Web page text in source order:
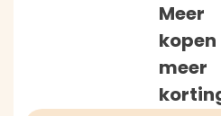
Meer
kopen
meer